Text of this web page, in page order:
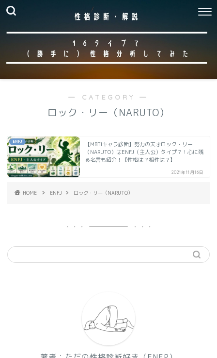
― CATEGORY ―
ロック・リー（NARUTO）
ENFJ
【MBTIキャラ診断】努力の天才ロック・リー
（NARUTO）はENFJ（主人公）タイプ？！心に残
る名言も紹介！【性格は？相性は？】
2021年11月16日
HOME ENFJ ロック・リー（NARUTO）